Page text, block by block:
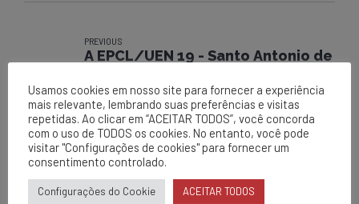
PREVIOUS
A EPCL/UEN 19 - Santo Antonio de
Projeto Sexta da Saúde.
NEXT
A EPCL/UEN 17, realizou o
programa Segunda + Segura.
Usamos cookies em nosso site para fornecer a experiência
mais relevante, lembrando suas preferências e visitas
repetidas. Ao clicar em “ACEITAR TODOS”, você concorda
com o uso de TODOS os cookies. No entanto, você pode
visitar "Configurações de cookies" para fornecer um
consentimento controlado.
Configurações do Cookie ACEITAR TODOS